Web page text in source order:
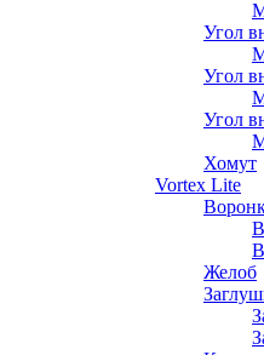
Угол
Угол
Угол
Хомут
Vortex Lite
Желоб